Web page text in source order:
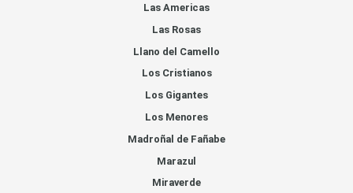
Las Americas
Las Rosas
Llano del Camello
Los Cristianos
Los Gigantes
Los Menores
Madroñal de Fañabe
Marazul
Miraverde